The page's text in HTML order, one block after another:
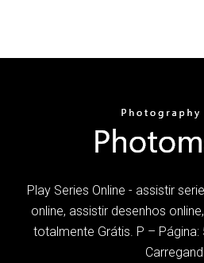
Play Series Online - assistir
online, assistir desenhos
totalmente Grátis. P – Página: